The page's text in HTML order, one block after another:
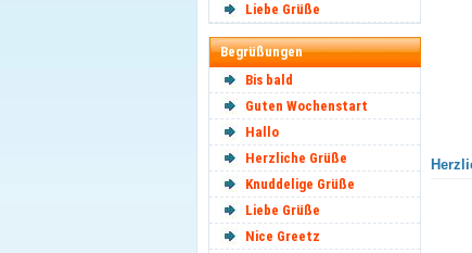
Liebe Grüße
Begrüßungen
Bis bald
Guten Wochenstart
Hallo
Herzliche Grüße
Knuddelige Grüße
Liebe Grüße
Nice Greetz